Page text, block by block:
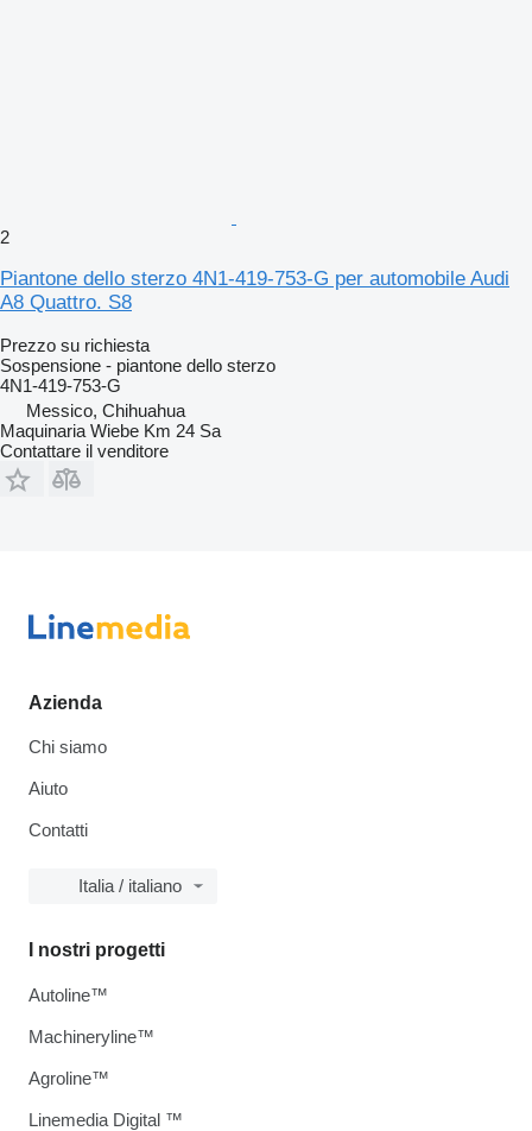
2
Piantone dello sterzo 4N1-419-753-G per automobile Audi
A8 Quattro. S8
Prezzo su richiesta
Sospensione - piantone dello sterzo
4N1-419-753-G
Messico, Chihuahua
Maquinaria Wiebe Km 24 Sa
Contattare il venditore
Azienda
Chi siamo
Aiuto
Contatti
Italia / italiano
I nostri progetti
Autoline™
Machineryline™
Agroline™
Linemedia Digital ™